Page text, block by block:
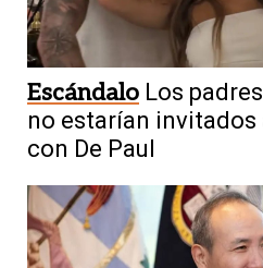
Escándalo Los
no estarían
con De Paul